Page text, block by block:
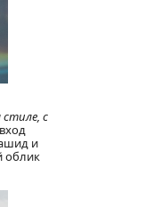
с
и
облик